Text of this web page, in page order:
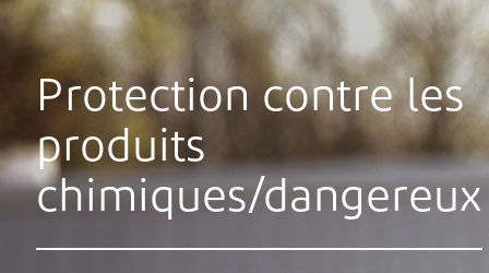
™
Protection contre les
produits
chimiques/dangereux